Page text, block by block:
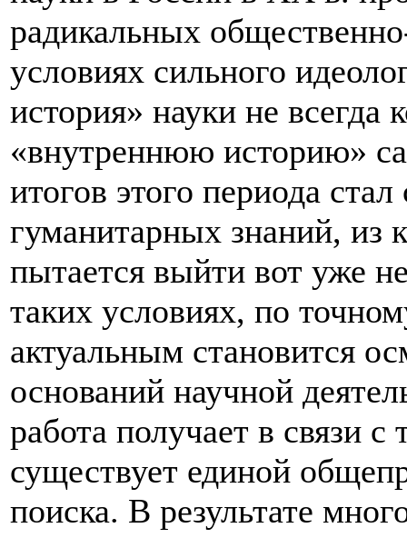
радикальных
условиях сильного
история» науки не всегда
«внутреннюю историю»
итогов этого периода
гуманитарных знаний, из
пытается выйти вот уже
таких условиях, по
актуальным становится
оснований научной
работа получает в связи
существует единой
поиска. В результате